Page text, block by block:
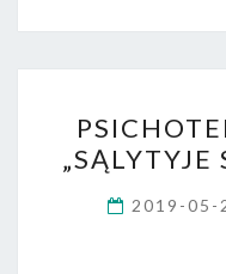
„SĄLYTYJE
2019-05-